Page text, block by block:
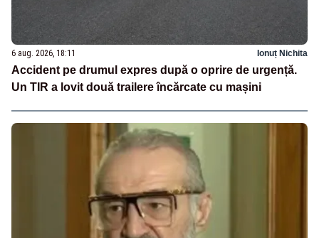
6 aug. 2026, 18:11 Ionuț Nichita
Accident pe drumul expres după o oprire de urgență.
Un TIR a lovit două trailere încărcate cu mașini